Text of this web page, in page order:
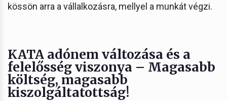
kössön arra a vállalkozásra, mellyel a munkát végzi.
KATA adónem változása és a
felelősség viszonya – Magasabb
költség, magasabb
kiszolgáltatottság!